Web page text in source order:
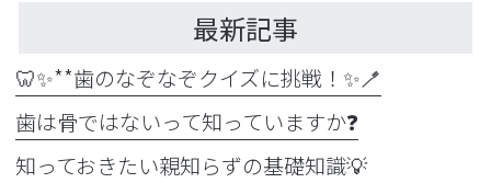
最新記事
🦷✨**歯のなぞなぞクイズに挑戦！✨🪥
歯は骨ではないって知っていますか❓
知っておきたい親知らずの基礎知識💡